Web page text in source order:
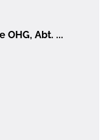
OHG, Abt. ...